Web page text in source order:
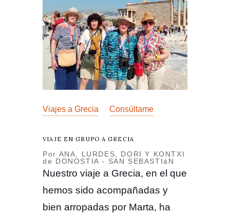
Viajes a Grecia Consúltame
VIAJE EN GRUPO A GRECIA
Por ANA, LURDES, DORI Y KONTXI
de DONOSTIA - SAN SEBASTIáN
Nuestro viaje a Grecia, en el que
hemos sido acompañadas y
bien arropadas por Marta, ha